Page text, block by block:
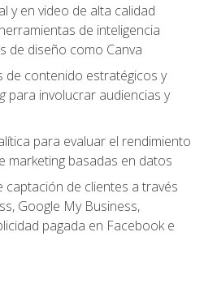
y en video de alta calidad
de inteligencia
de diseño como Canva
de contenido estratégicos y
para involucrar audiencias y
para evaluar el rendimiento
marketing basadas en datos
captación de clientes a través
Google My Business,
pagada en Facebook e